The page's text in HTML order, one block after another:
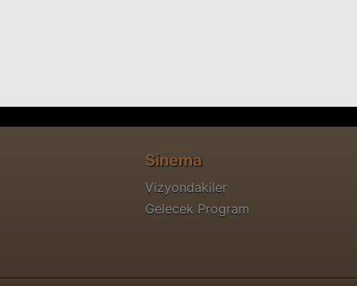
Sinema
Vizyondakiler
Gelecek Program